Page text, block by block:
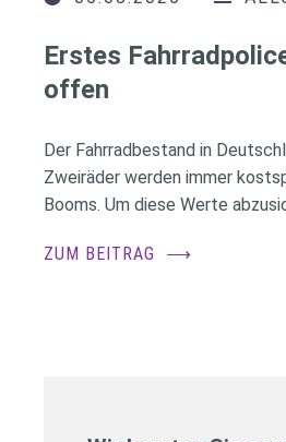
Erstes
offen
Der Fahrradbestand in
Zweiräder werden immer
Booms. Um diese Werte
ZUM BEITRAG ⟶